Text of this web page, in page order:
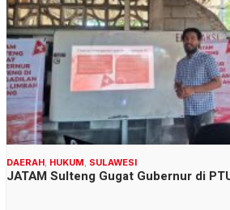
DAERAH HUKUM SULAWESI
JATAM Sulteng Gugat Gubernur di